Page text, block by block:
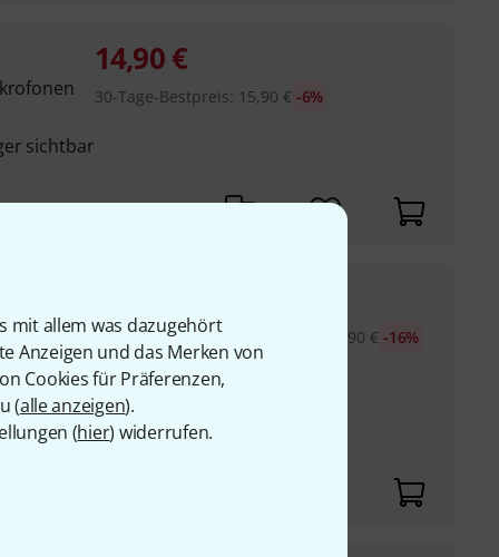
mit allem was dazugehört
Anzeigen und das Merken von
Cookies für Präferenzen,
(alle anzeigen).
(hier) widerrufen.
sichtbar
14,90 €
30-Tage-Bestpreis: 15,90 € -6%
(3x schwarz,
Befestigung eines
30-Tage-Bestpreis 15,90 € -16%